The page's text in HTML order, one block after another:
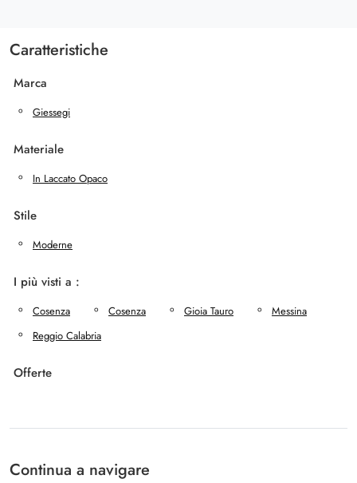
Caratteristiche
Marca
Giessegi
Materiale
In Laccato Opaco
Stile
Moderne
I più visti a :
Cosenza Cosenza Gioia Tauro
Messina
Reggio Calabria
Offerte
Continua a navigare